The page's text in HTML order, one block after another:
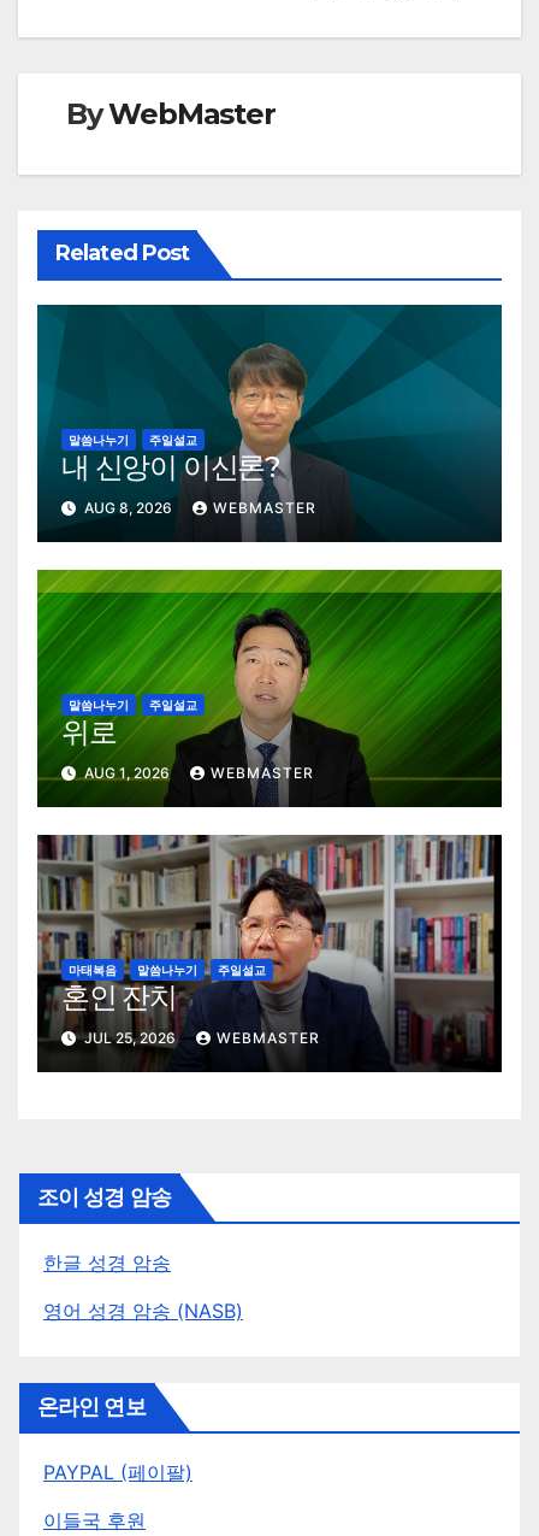
ByWebMaster
Related Post
말씀나누기 주일설교
내 신앙이 이신론?
AUG 8, 2026 WEBMASTER
말씀나누기 주일설교
위로
AUG 1, 2026 WEBMASTER
마태복음 말씀나누기 주일설교
혼인 잔치
JUL 25, 2026 WEBMASTER
조이 성경 암송
한글 성경 암송
영어 성경 암송 (NASB)
온라인 연보
PAYPAL (페이팔)
이들국 후원